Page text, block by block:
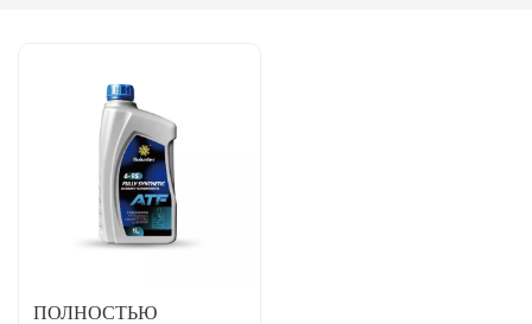
ПОЛНОСТЬЮ